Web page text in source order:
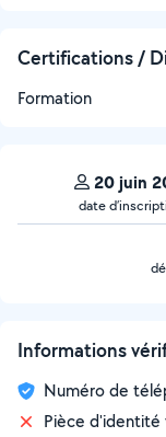
Certifications /
Formation
20 juin
date
Informations
Numéro de
Pièce d'identité